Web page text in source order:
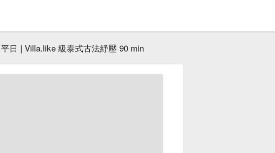
平日 | Villa.like 級泰式古法紓壓 90 min